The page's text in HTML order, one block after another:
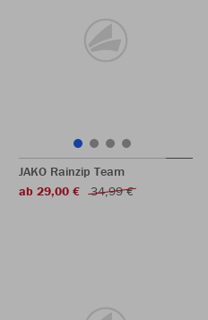
JAKO Rainzip Team
ab 29,00 €
34,99 €